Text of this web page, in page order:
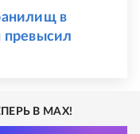
в
превысил
В MAX!